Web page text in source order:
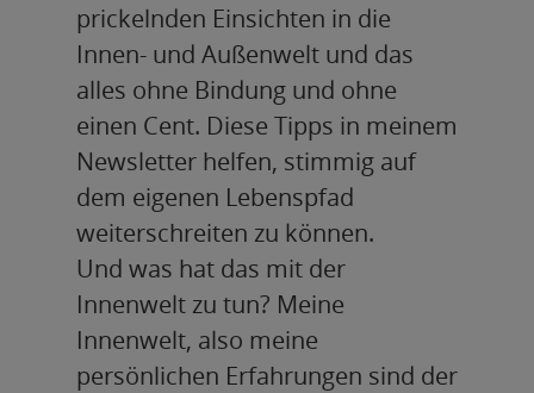
prickelnden Einsichten in die
Innen- und Außenwelt und das
alles ohne Bindung und ohne
einen Cent. Diese Tipps in meinem
Newsletter helfen, stimmig auf
dem eigenen Lebenspfad
weiterschreiten zu können.
Und was hat das mit der
Innenwelt zu tun? Meine
Innenwelt, also meine
persönlichen Erfahrungen sind der